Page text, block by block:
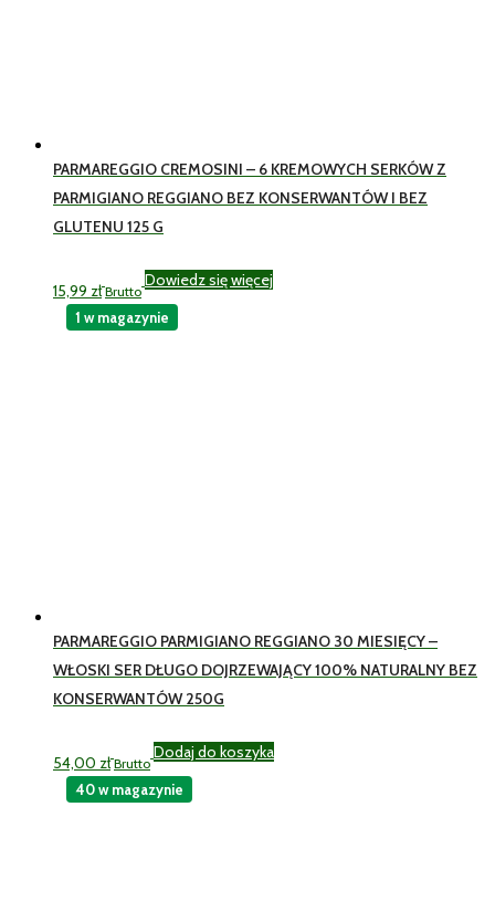
PARMAREGGIO CREMOSINI – 6 KREMOWYCH SERKÓW Z
PARMIGIANO REGGIANO BEZ KONSERWANTÓW I BEZ
GLUTENU 125 G
15,99 zł Brutto
Dowiedz się więcej
PARMAREGGIO PARMIGIANO REGGIANO 30 MIESIĘCY –
WŁOSKI SER DŁUGO DOJRZEWAJĄCY 100% NATURALNY BEZ
KONSERWANTÓW 250G
54,00 zł Brutto
Dodaj do koszyka
1 w magazynie
40 w magazynie